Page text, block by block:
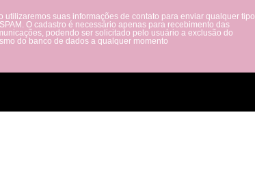
utilizaremos suas informações de contato para enviar qualquer tipo
O cadastro é necessário apenas para recebimento das
podendo ser solicitado pelo usuário a exclusão do
do banco de dados a qualquer momento